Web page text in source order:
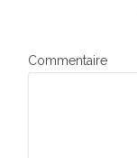
Commentaire